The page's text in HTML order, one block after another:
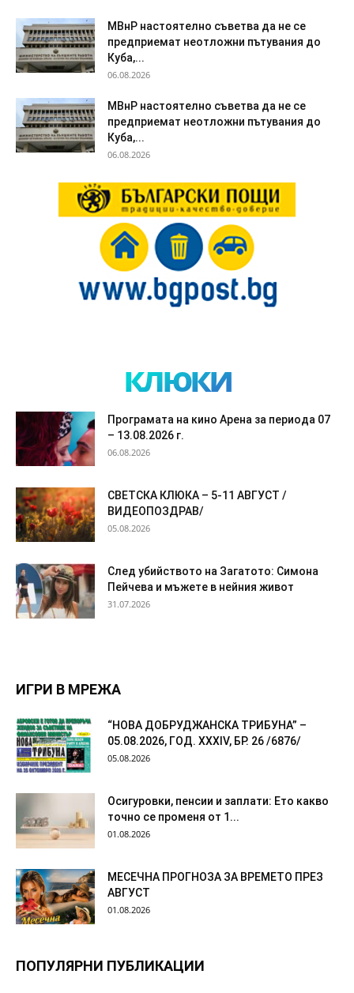
МВнР настоятелно съветва да не се
предприемат неотложни пътувания до
Куба,...
06.08.2026
МВнР настоятелно съветва да не се
предприемат неотложни пътувания до
Куба,...
06.08.2026
клюки
Програмата на кино Арена за периода 07
– 13.08.2026 г.
06.08.2026
СВЕТСКА КЛЮКА – 5-11 АВГУСТ /
ВИДЕОПОЗДРАВ/
05.08.2026
След убийството на Загатото: Симона
Пейчева и мъжете в нейния живот
31.07.2026
ИГРИ В МРЕЖА
“НОВА ДОБРУДЖАНСКА ТРИБУНА” –
05.08.2026, ГОД. XXХIV, БР. 26 /6876/
05.08.2026
Осигуровки, пенсии и заплати: Ето какво
точно се променя от 1...
01.08.2026
МЕСЕЧНА ПРОГНОЗА ЗА ВРЕМЕТО ПРЕЗ
АВГУСТ
01.08.2026
ПОПУЛЯРНИ ПУБЛИКАЦИИ